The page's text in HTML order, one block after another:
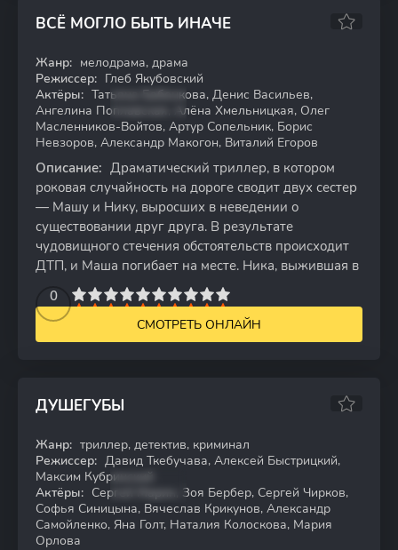
ВСЁ МОГЛО БЫТЬ ИНАЧЕ
HDTV
6.85
Жанр: мелодрама, драма
Режиссер: Глеб Якубовский
Актёры: Татьяна Бабенкова, Денис Васильев,
Ангелина Поплавская, Алёна Хмельницкая, Олег
Масленников-Войтов, Артур Сопельник, Борис
Невзоров, Александр Макогон, Виталий Егоров
Описание: Драматический триллер, в котором
роковая случайность на дороге сводит двух сестер
— Машу и Нику, выросших в неведении о
существовании друг друга. В результате
чудовищного стечения обстоятельств происходит
ДТП, и Маша погибает на месте. Ника, выжившая в
0
5 7 8 9 10
СМОТРЕТЬ ОНЛАЙН
ДУШЕГУБЫ
WEB-DL
Жанр: триллер, детектив, криминал
Режиссер: Давид Ткебучава, Алексей Быстрицкий,
Максим Кубринский
Актёры: Сергей Марин, Зоя Бербер, Сергей Чирков,
Софья Синицына, Вячеслав Крикунов, Александр
Самойленко, Яна Голт, Наталия Колоскова, Мария
Орлова